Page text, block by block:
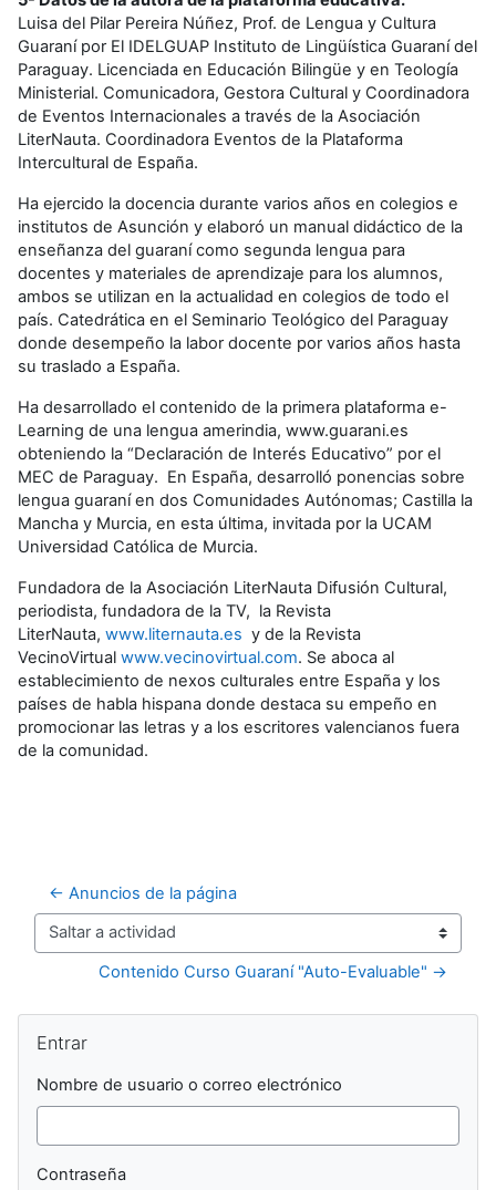
Luisa del Pilar Pereira Núñez, Prof. de Lengua y Cultura
Guaraní por El IDELGUAP Instituto de Lingüística Guaraní del
Paraguay. Licenciada en Educación Bilingüe y en Teología
Ministerial. Comunicadora, Gestora Cultural y Coordinadora
de Eventos Internacionales a través de la Asociación
LiterNauta. Coordinadora Eventos de la Plataforma
Intercultural de España.
Ha ejercido la docencia durante varios años en colegios e
institutos de Asunción y elaboró un manual didáctico de la
enseñanza del guaraní como segunda lengua para
docentes y materiales de aprendizaje para los alumnos,
ambos se utilizan en la actualidad en colegios de todo el
país. Catedrática en el Seminario Teológico del Paraguay
donde desempeño la labor docente por varios años hasta
su traslado a España.
Ha desarrollado el contenido de la primera plataforma e-
Learning de una lengua amerindia, www.guarani.es
obteniendo la “Declaración de Interés Educativo” por el
MEC de Paraguay. En España, desarrolló ponencias sobre
lengua guaraní en dos Comunidades Autónomas; Castilla la
Mancha y Murcia, en esta última, invitada por la UCAM
Universidad Católica de Murcia.
Fundadora de la Asociación LiterNauta Difusión Cultural,
periodista, fundadora de la TV, la Revista
LiterNauta, www.liternauta.es y de la Revista
VecinoVirtual www.vecinovirtual.com. Se aboca al
establecimiento de nexos culturales entre España y los
países de habla hispana donde destaca su empeño en
promocionar las letras y a los escritores valencianos fuera
de la comunidad.
← Anuncios de la página
Saltar a actividad
Contenido Curso Guaraní "Auto-Evaluable" →
Bloques
Entrar
Nombre de usuario o correo electrónico
Contraseña